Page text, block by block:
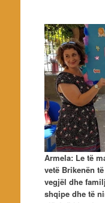
Armela: Le të
vetë Brikenën
vegjël dhe
shqipe dhe të